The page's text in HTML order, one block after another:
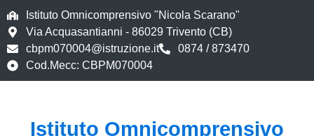
Istituto Omnicomprensivo "Nicola Scarano"
Via Acquasantianni - 86029 Trivento (CB)
cbpm070004@istruzione.it
0874 / 873470
Cod.Mecc: CBPM070004
Istituto Omnicomprensivo